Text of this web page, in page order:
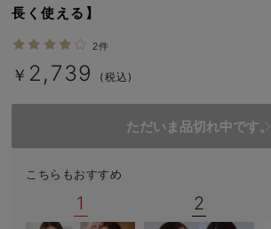
便利な育児家電
Gift Selection 出産祝い
長く使える】
2件
￥ 2,739 (税込)
ただいま品切れ中です。
こちらもおすすめ
1 2